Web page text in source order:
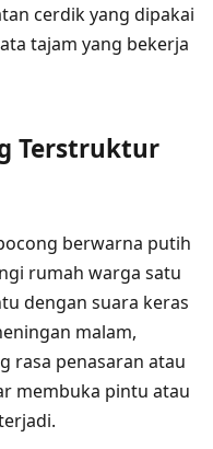
cerdik yang dipakai
tajam yang bekerja
Terstruktur
berwarna putih
rumah warga satu
dengan suara keras
malam,
rasa penasaran atau
membuka pintu atau